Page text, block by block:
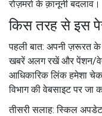
रोज़मर्रा के क़ानूनी बदलाव।
किस तरह से इस
पहली बात: अपनी ज़रूरत के
खबरें अलग रखें और पेंशन/
आधिकारिक लिंक हमेशा
विभाग की वेबसाइट पर जा
तीसरी सलाह: स्किल